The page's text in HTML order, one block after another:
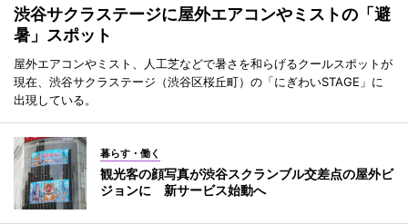
渋谷サクラステージに屋外エアコンやミストの「避
暑」スポット
屋外エアコンやミスト、人工芝などで暑さを和らげるクールスポットが
現在、渋谷サクラステージ（渋谷区桜丘町）の「にぎわいSTAGE」に
出現している。
暮らす・働く
観光客の顔写真が渋谷スクランブル交差点の屋外ビ
ジョンに 新サービス始動へ